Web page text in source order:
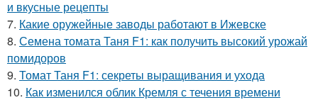
и вкусные рецепты
7. Какие оружейные заводы работают в Ижевске
8. Семена томата Таня F1: как получить высокий урожай
помидоров
9. Томат Таня F1: секреты выращивания и ухода
10. Как изменился облик Кремля с течения времени